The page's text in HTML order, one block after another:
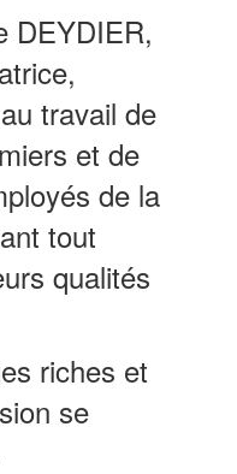
DEYDIER,
travail de
et de
de la
tout
qualités
riches et
se